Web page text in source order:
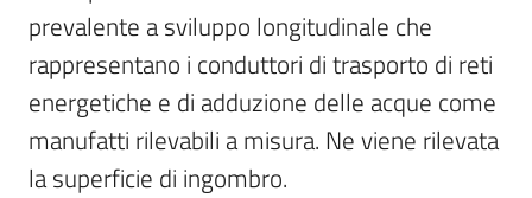
Scarica
dati
Approfondimenti
prevalente a sviluppo longitudinale che
rappresentano i conduttori di trasporto di reti
energetiche e di adduzione delle acque come
manufatti rilevabili a misura. Ne viene rilevata
la superficie di ingombro.